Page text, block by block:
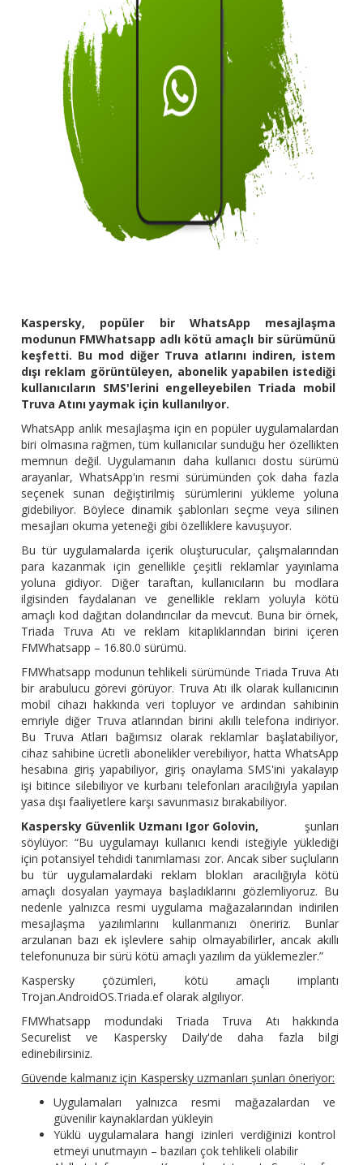
Kaspersky, popüler bir WhatsApp mesajlaşma
modunun FMWhatsapp adlı kötü amaçlı bir sürümünü
keşfetti. Bu mod diğer Truva atlarını indiren, istem
dışı reklam görüntüleyen, abonelik yapabilen istediği
kullanıcıların SMS'lerini engelleyebilen Triada mobil
Truva Atını yaymak için kullanılıyor.
WhatsApp anlık mesajlaşma için en popüler uygulamalardan
biri olmasına rağmen, tüm kullanıcılar sunduğu her özellikten
memnun değil. Uygulamanın daha kullanıcı dostu sürümü
arayanlar, WhatsApp'ın resmi sürümünden çok daha fazla
seçenek sunan değiştirilmiş sürümlerini yükleme yoluna
gidebiliyor. Böylece dinamik şablonları seçme veya silinen
mesajları okuma yeteneği gibi özelliklere kavuşuyor.
Bu tür uygulamalarda içerik oluşturucular, çalışmalarından
para kazanmak için genellikle çeşitli reklamlar yayınlama
yoluna gidiyor. Diğer taraftan, kullanıcıların bu modlara
ilgisinden faydalanan ve genellikle reklam yoluyla kötü
amaçlı kod dağıtan dolandırıcılar da mevcut. Buna bir örnek,
Triada Truva Atı ve reklam kitaplıklarından birini içeren
FMWhatsapp – 16.80.0 sürümü.
FMWhatsapp modunun tehlikeli sürümünde Triada Truva Atı
bir arabulucu görevi görüyor. Truva Atı ilk olarak kullanıcının
mobil cihazı hakkında veri topluyor ve ardından sahibinin
emriyle diğer Truva atlarından birini akıllı telefona indiriyor.
Bu Truva Atları bağımsız olarak reklamlar başlatabiliyor,
cihaz sahibine ücretli abonelikler verebiliyor, hatta WhatsApp
hesabına giriş yapabiliyor, giriş onaylama SMS'ini yakalayıp
işi bitince silebiliyor ve kurbanı telefonları aracılığıyla yapılan
yasa dışı faaliyetlere karşı savunmasız bırakabiliyor.
Kaspersky Güvenlik Uzmanı Igor Golovin, şunları
söylüyor: “Bu uygulamayı kullanıcı kendi isteğiyle yüklediği
için potansiyel tehdidi tanımlaması zor. Ancak siber suçluların
bu tür uygulamalardaki reklam blokları aracılığıyla kötü
amaçlı dosyaları yaymaya başladıklarını gözlemliyoruz. Bu
nedenle yalnızca resmi uygulama mağazalarından indirilen
mesajlaşma yazılımlarını kullanmanızı öneririz. Bunlar
arzulanan bazı ek işlevlere sahip olmayabilirler, ancak akıllı
telefonunuza bir sürü kötü amaçlı yazılım da yüklemezler.”
Kaspersky çözümleri, kötü amaçlı implantı
Trojan.AndroidOS.Triada.ef olarak algılıyor.
FMWhatsapp modundaki Triada Truva Atı hakkında
Securelist ve Kaspersky Daily'de daha fazla bilgi
edinebilirsiniz.
Güvende kalmanız için Kaspersky uzmanları şunları öneriyor:
Uygulamaları yalnızca resmi mağazalardan ve
güvenilir kaynaklardan yükleyin
Yüklü uygulamalara hangi izinleri verdiğinizi kontrol
etmeyi unutmayın – bazıları çok tehlikeli olabilir